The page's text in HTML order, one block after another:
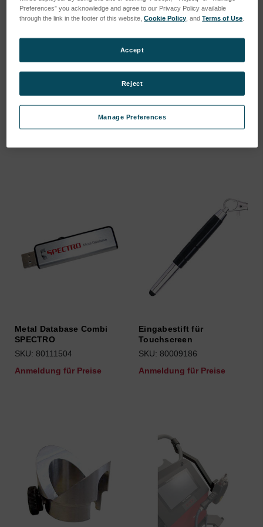
Rändelschraube M4x15,
schwarz
Schlitzkopf, Kunststoff
SKU: 41701303E
Metal Database Combi
SPECTRO
SKU: 80111504
Anmeldung für Preise
Eingabestift für
Touchscreen
SKU: 80009186
Anmeldung für Preise
Preferences” you acknowledge and agree to our Privacy Policy available
through the link in the footer of this website,Cookie Policy , andTerms of Use
Manage Preferences
Reject
Accept